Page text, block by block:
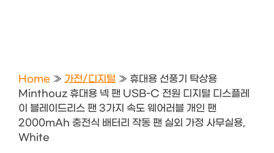
Home » 가전/디지털 » 휴대용 선풍기 탁상용
Minthouz 휴대용 넥 팬 USB-C 전원 디지털 디스플레
이 블레이드리스 팬 3가지 속도 웨어러블 개인 팬
2000mAh 충전식 배터리 작동 팬 실외 가정 사무실용,
White